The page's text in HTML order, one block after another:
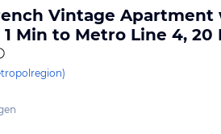
Vintage Apartment
1 Min to Metro Line 4,